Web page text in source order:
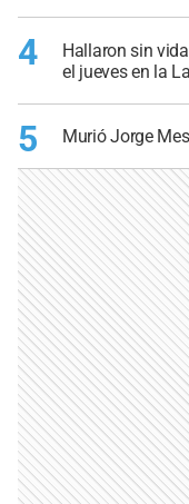
4
Hallaron sin
el jueves en la
5 Murió Jorge